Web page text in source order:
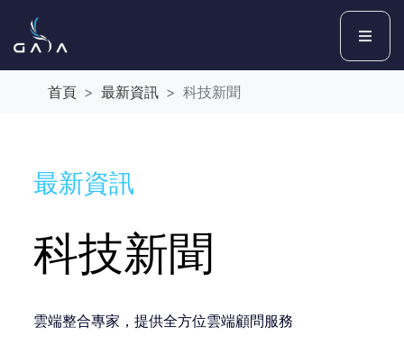
首頁 最新資訊 科技新聞
最新資訊
科技新聞
雲端整合專家，提供全方位雲端顧問服務